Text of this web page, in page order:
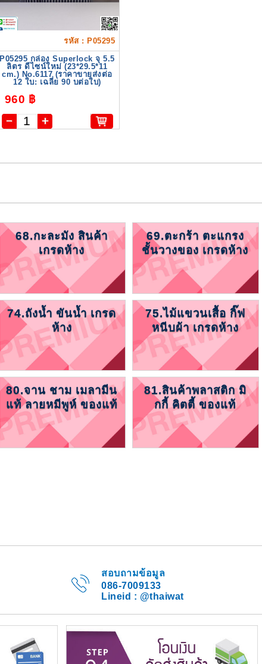
รหัส : P05295
P05295 กล่อง Superlock จุ 5.5
ลิตร ดีไซน์ใหม่ (23*29.5*11
cm.) No.6117 (ราคาขายส่งต่อ
12 ใบ: เฉลี่ย 90 บต่อใบ)
960 ฿
68.กะละมัง สินค้า
เกรดห้าง
69.ตะกร้า ตะแกรง
ชั้นวางของ เกรดห้าง
74.ถังน้ำ ขันน้ำ เกรด
ห้าง
75.ไม้แขวนเสื้อ กิ๊ฟ
หนีบผ้า เกรดห้าง
80.จาน ชาม เมลามีน
แท้ ลายหมีพูห์ ของแท้
81.สินค้าพลาสติก มิ
กกี้ คิตตี้ ของแท้
สอบถามข้อมูล
086-7009133
Lineid : @thaiwat